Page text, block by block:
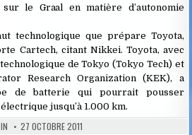
sur le Graal en matière d’autonomie
technologique que prépare Toyota,
Cartech, citant Nikkei. Toyota, avec
de Tokyo (Tokyo Tech) et
Research Organization (KEK), a
de batterie qui pourrait pousser
jusqu’à 1.000 km.
27 OCTOBRE 2011